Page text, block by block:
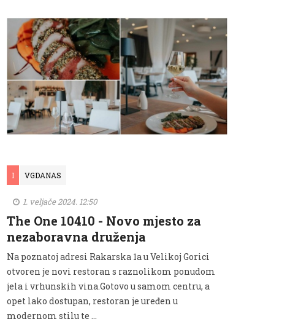
I VGDANAS
1. veljače 2024. 12:50
The One 10410 - Novo mjesto za
nezaboravna druženja
Na poznatoj adresi Rakarska 1a u Velikoj Gorici
otvoren je novi restoran s raznolikom ponudom
jela i vrhunskih vina.Gotovo u samom centru, a
opet lako dostupan, restoran je uređen u
modernom stilu te ...